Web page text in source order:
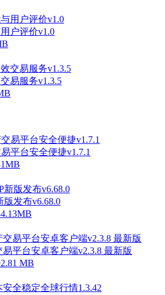
户评价v1.0
易服务v1.3.5
平台安全便捷v1.7.1
版发布v6.68.0
平台安卓客户端v2.3.8 最新版
MB